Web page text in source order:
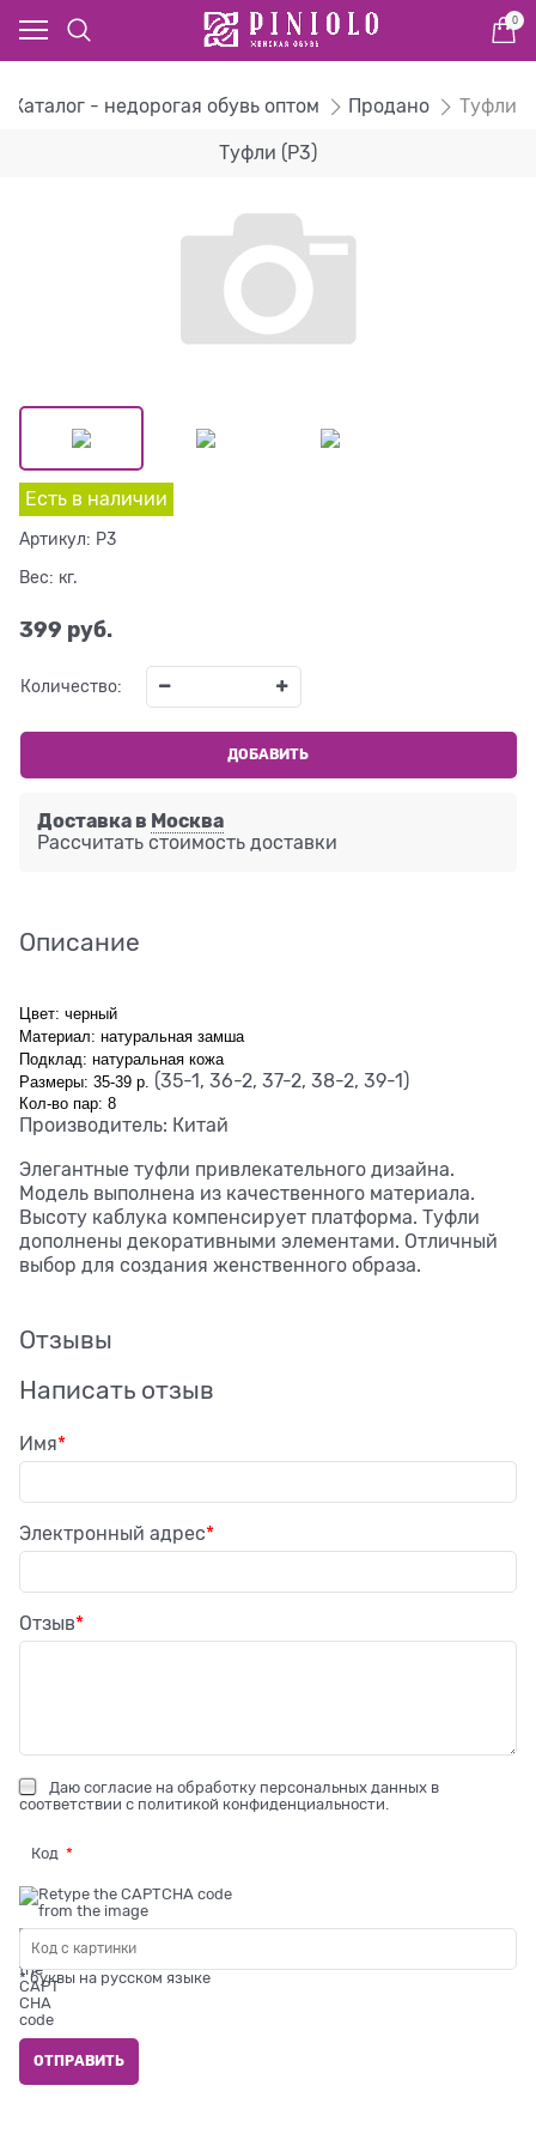
0
Каталог - недорогая обувь оптом Продано Туфли
Туфли (P3)
Есть в наличии
Артикул: P3
Вес: кг.
399 руб.
Количество:
ДОБАВИТЬ
Доставка в Москва
Рассчитать стоимость доставки
Описание
Цвет: черный
Материал: натуральная замша
Подклад: натуральная кожа
Размеры: 35-39 р. (35-1, 36-2, 37-2, 38-2, 39-1)
Кол-во пар: 8
Производитель: Китай
Элегантные туфли привлекательного дизайна.
Модель выполнена из качественного материала.
Высоту каблука компенсирует платформа. Туфли
дополнены декоративными элементами. Отличный
выбор для создания женственного образа.
Отзывы
Написать отзыв
Имя
Электронный адрес
Отзыв
Даю согласие на обработку персональных данных в
соответствии с политикой конфиденциальности
Код
* буквы на русском языке